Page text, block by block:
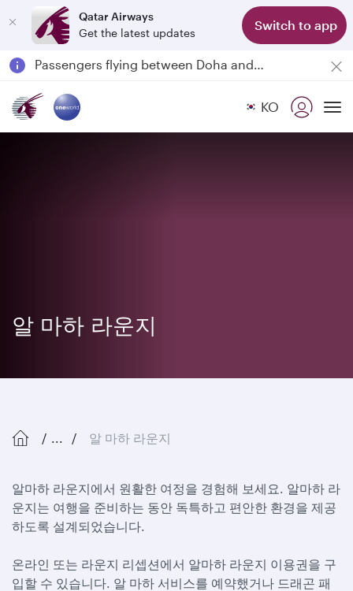
Qatar Airways
Get the latest updates
Switch to app
Passengers flying between Doha and Auckland on QR914 and QR915
18 June 2026: Updates on Travelling with Power Banks
Qatar Airways Expands Global Network to over 160 Destinations KO
알 마하 라운지
... 알 마하 라운지
알마하 라운지에서 원활한 여정을 경험해 보세요. 알마하 라
운지는 여행을 준비하는 동안 독특하고 편안한 환경을 제공
하도록 설계되었습니다.
온라인 또는 라운지 리셉션에서 알마하 라운지 이용권을 구
입할 수 있습니다. 알 마하 서비스를 예약했거나 드래곤 패